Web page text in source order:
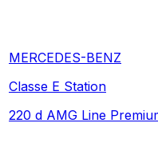
MERCEDES-BENZ
Classe E Station
220 d AMG Line